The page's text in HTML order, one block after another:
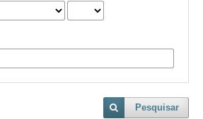
Pesquisar